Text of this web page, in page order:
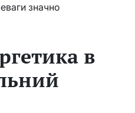
значно
в